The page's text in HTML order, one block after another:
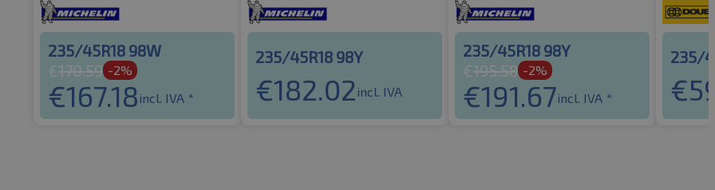
235/45R18 98W
€170.59 -2%
€167.18 incl. IVA *
235/45R18 98Y
€182.02 incl. IVA
235/45R18 98Y
€195.58 -2%
€191.67incl. IVA *
235/
€